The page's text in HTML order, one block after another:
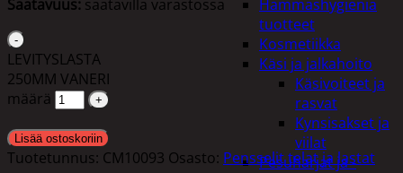
Hammashygienia
tuotteet
Kosmetiikka
Käsi ja jalkahoito
Käsivoiteet ja
rasvat
Kynsisakset ja
viilat
Pesuharjat ja -
Saatavuus: saatavilla varastossa
LEVITYSLASTA
250MM VANERI
määrä
Lisää ostoskoriin
Tuotetunnus: CM10093 Osasto: Pensselit telat ja lastat